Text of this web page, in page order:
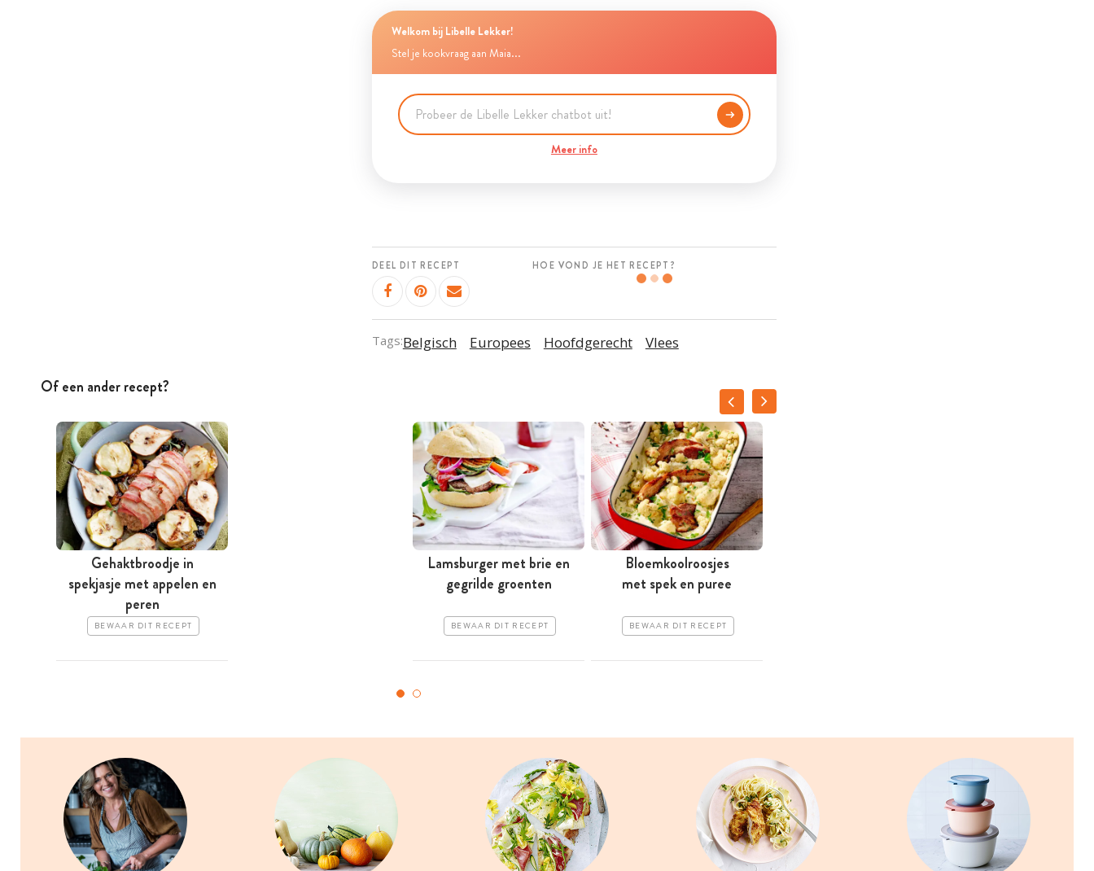
Welkom bij Libelle Lekker!
Stel je kookvraag aan Maia...
Meer info
DEEL DIT RECEPT HOE VOND JE HET RECEPT?
Tags:Belgisch Europees Hoofdgerecht Vlees
Of een ander recept?
Gehaktbroodje in
spekjasje met appelen en
peren
BEWAAR DIT RECEPT
Lamsburger met brie en
gegrilde groenten
BEWAAR DIT RECEPT
Bloemkoolroosjes
met spek en puree
BEWAAR DIT RECEPT